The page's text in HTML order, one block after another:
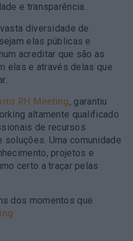
e transparência.
diversidade de
elas públicas e
acreditar que são as
elas e através delas que
RH Meeting, garantiu
altamente qualificado
de recursos
Uma comunidade
projetos e
certo a traçar pelas
dos momentos que